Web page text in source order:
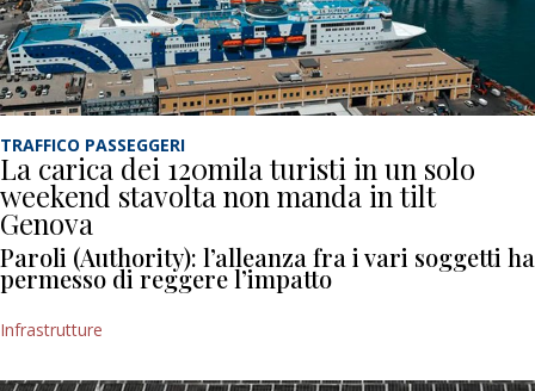
TRAFFICO PASSEGGERI
La carica dei 120mila turisti in un solo
weekend stavolta non manda in tilt
Genova
Paroli (Authority): l’alleanza fra i vari soggetti ha
permesso di reggere l’impatto
Infrastrutture